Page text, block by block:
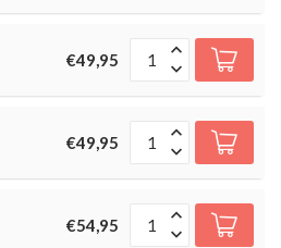
€49,95
€49,95
€54,95